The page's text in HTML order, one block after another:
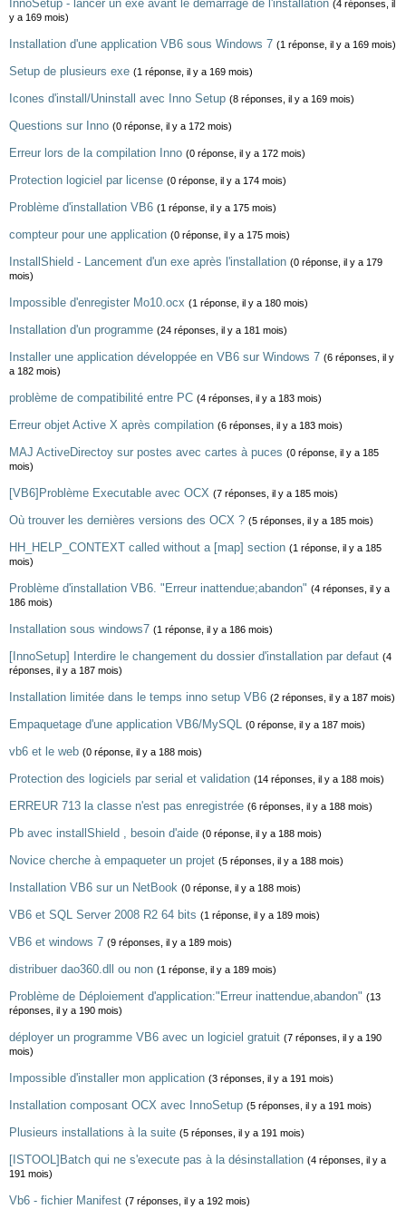
InnoSetup - lancer un exe avant le demarrage de l'installation (4 réponses, il
y a 169 mois)
Installation d'une application VB6 sous Windows 7 (1 réponse, il y a 169 mois)
Setup de plusieurs exe (1 réponse, il y a 169 mois)
Icones d'install/Uninstall avec Inno Setup (8 réponses, il y a 169 mois)
Questions sur Inno (0 réponse, il y a 172 mois)
Erreur lors de la compilation Inno (0 réponse, il y a 172 mois)
Protection logiciel par license (0 réponse, il y a 174 mois)
Problème d'installation VB6 (1 réponse, il y a 175 mois)
compteur pour une application (0 réponse, il y a 175 mois)
InstallShield - Lancement d'un exe après l'installation (0 réponse, il y a 179
mois)
Impossible d'enregister Mo10.ocx (1 réponse, il y a 180 mois)
Installation d'un programme (24 réponses, il y a 181 mois)
Installer une application développée en VB6 sur Windows 7 (6 réponses, il y
a 182 mois)
problème de compatibilité entre PC (4 réponses, il y a 183 mois)
Erreur objet Active X après compilation (6 réponses, il y a 183 mois)
MAJ ActiveDirectoy sur postes avec cartes à puces (0 réponse, il y a 185
mois)
[VB6]Problème Executable avec OCX (7 réponses, il y a 185 mois)
Où trouver les dernières versions des OCX ? (5 réponses, il y a 185 mois)
HH_HELP_CONTEXT called without a [map] section (1 réponse, il y a 185
mois)
Problème d'installation VB6. "Erreur inattendue;abandon" (4 réponses, il y a
186 mois)
Installation sous windows7 (1 réponse, il y a 186 mois)
[InnoSetup] Interdire le changement du dossier d'installation par defaut (4
réponses, il y a 187 mois)
Installation limitée dans le temps inno setup VB6 (2 réponses, il y a 187 mois)
Empaquetage d'une application VB6/MySQL (0 réponse, il y a 187 mois)
vb6 et le web (0 réponse, il y a 188 mois)
Protection des logiciels par serial et validation (14 réponses, il y a 188 mois)
ERREUR 713 la classe n'est pas enregistrée (6 réponses, il y a 188 mois)
Pb avec installShield , besoin d'aide (0 réponse, il y a 188 mois)
Novice cherche à empaqueter un projet (5 réponses, il y a 188 mois)
Installation VB6 sur un NetBook (0 réponse, il y a 188 mois)
VB6 et SQL Server 2008 R2 64 bits (1 réponse, il y a 189 mois)
VB6 et windows 7 (9 réponses, il y a 189 mois)
distribuer dao360.dll ou non (1 réponse, il y a 189 mois)
Problème de Déploiement d'application:"Erreur inattendue,abandon" (13
réponses, il y a 190 mois)
déployer un programme VB6 avec un logiciel gratuit (7 réponses, il y a 190
mois)
Impossible d'installer mon application (3 réponses, il y a 191 mois)
Installation composant OCX avec InnoSetup (5 réponses, il y a 191 mois)
Plusieurs installations à la suite (5 réponses, il y a 191 mois)
[ISTOOL]Batch qui ne s'execute pas à la désinstallation (4 réponses, il y a
191 mois)
Vb6 - fichier Manifest (7 réponses, il y a 192 mois)